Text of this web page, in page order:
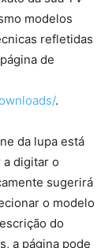
modelos
refletidas
de
.
da lupa está
digitar o
sugerirá
o modelo
do
a página pode